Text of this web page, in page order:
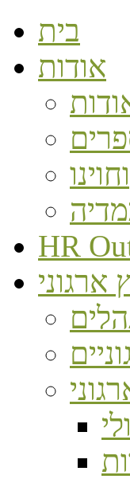
בית
אודות
HR
ארגוני